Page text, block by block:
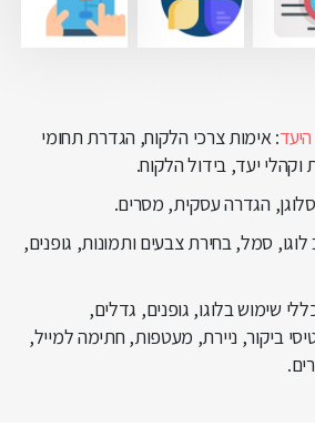
: אימות צרכי הלקוח, הגדרת תחומי
יעד, בידול הלקוח.
הגדרה עסקית, מסרים.
לוגו, סמל, בחירת צבעים ותמונות, גופנים,
שימוש בלוגו, גופנים, גדלים,
ביקור, ניירת, מעטפות, חתימה למייל,